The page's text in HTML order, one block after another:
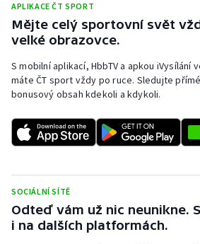
Rychlostní kanoistika
Sportovní střelba
Stolní tenis
Veslování
Vodní slalom
APLIKACE ČT SPORT
Mějte celý sportovní svět
velké obrazovce.
S mobilní aplikací, HbbTV a apkou iVysílání
máte ČT sport vždy po ruce. Sledujte
bonusový obsah kdekoli a kdykoli.
SOCIÁLNÍ SÍTĚ
Odteď vám už nic neunikne.
i na dalších platformách.